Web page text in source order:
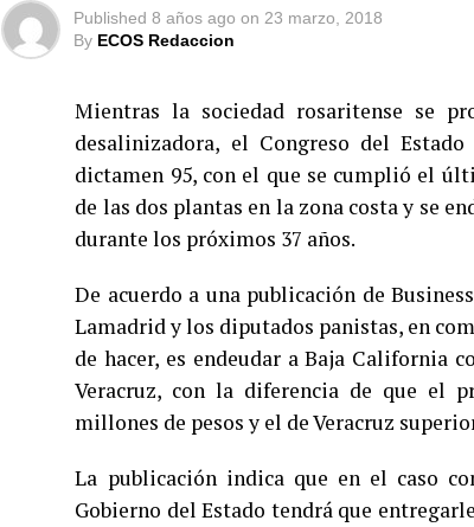
Published 8 años ago on 23 marzo, 2018
By ECOS Redaccion
Mientras la sociedad rosaritense se
desalinizadora, el Congreso del
dictamen 95, con el que se cumplió el
de las dos plantas en la zona costa y se
durante los próximos 37 años.
De acuerdo a una publicación de
Lamadrid y los diputados panistas, en
de hacer, es endeudar a Baja California
Veracruz, con la diferencia de que el
millones de pesos y el de Veracruz
La publicación indica que en el caso
Gobierno del Estado tendrá que